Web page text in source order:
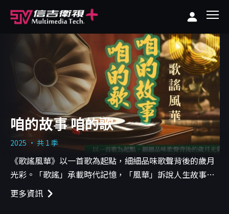
咱的故事 咱的歌
2025 · 共 1 季
《歌謠風華》以一首歌為起點，細細品味歌聲背後的歲月
光彩。「歌謠」承載時代記憶，「風華」訴說人生故事，
節目中透過歌曲延伸出創作背景、歌手經歷與動人片段，
讓旋律不只好聽，更耐人尋味，帶你走進歌壇的風華年
更多資訊